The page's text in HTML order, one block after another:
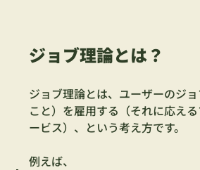
ジョブ理論とは？
ジョブ理論とは、ユーザーのジ
こと）を雇用する（それに応え
ービス）、という考え方です。
例えば、